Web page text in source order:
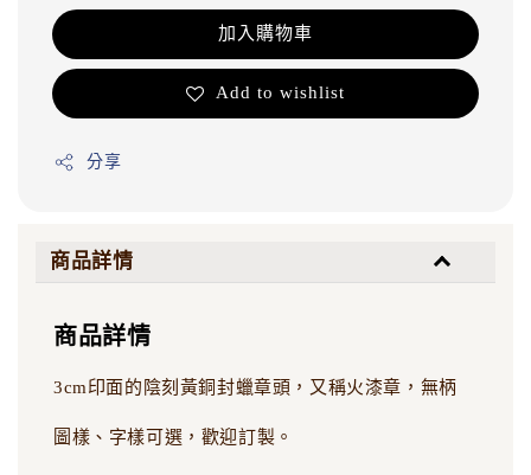
加入購物車
Add to wishlist
分享
商品詳情
商品詳情
3cm印面的陰刻黃銅封蠟章頭，又稱火漆章，無柄
圖樣、字樣可選，歡迎訂製。